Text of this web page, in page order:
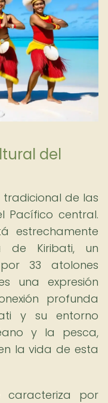
del
tradicional de las
Pacífico central.
estrechamente
de Kiribati, un
33 atolones
una expresión
profunda
y su entorno
y la pesca,
la vida de esta
caracteriza por